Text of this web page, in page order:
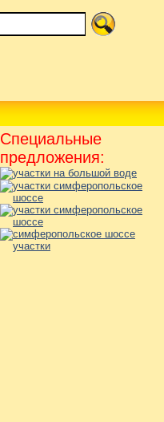
Специальные
предложения: